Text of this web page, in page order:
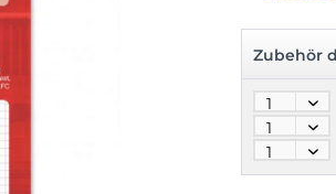
Zubehör